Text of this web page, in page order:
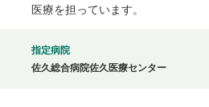
医療を担っています。
指定病院
佐久総合病院佐久医療センター